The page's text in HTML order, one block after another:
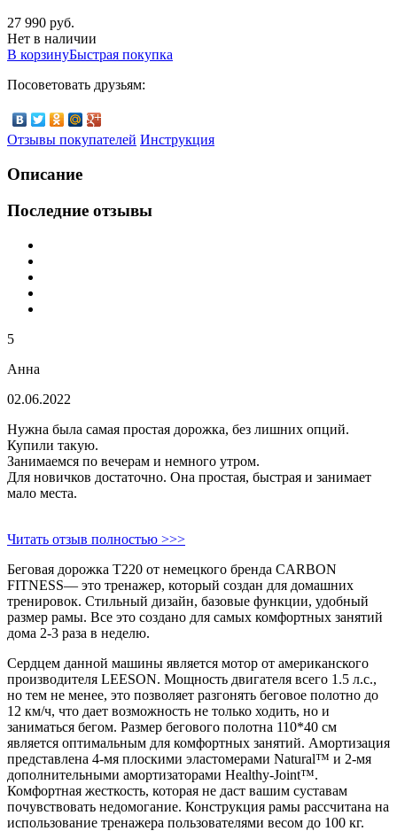
27 990 руб.
Нет в наличии
В корзинуБыстрая покупка
Посоветовать друзьям:
Отзывы покупателей Инструкция
Описание
Последние отзывы
5
Анна
02.06.2022
Нужна была самая простая дорожка, без лишних опций.
Купили такую.
Занимаемся по вечерам и немного утром.
Для новичков достаточно. Она простая, быстрая и занимает
мало места.
Читать отзыв полностью >>>
Беговая дорожка Т220 от немецкого бренда CARBON
FITNESS— это тренажер, который создан для домашних
тренировок. Стильный дизайн, базовые функции, удобный
размер рамы. Все это создано для самых комфортных занятий
дома 2-3 раза в неделю.
Сердцем данной машины является мотор от американского
производителя LEESON. Мощность двигателя всего 1.5 л.с.,
но тем не менее, это позволяет разгонять беговое полотно до
12 км/ч, что дает возможность не только ходить, но и
заниматься бегом. Размер бегового полотна 110*40 см
является оптимальным для комфортных занятий. Амортизация
представлена 4-мя плоскими эластомерами Natural™ и 2-мя
дополнительными амортизаторами Healthy-Joint™.
Комфортная жесткость, которая не даст вашим суставам
почувствовать недомогание. Конструкция рамы рассчитана на
использование тренажера пользователями весом до 100 кг.